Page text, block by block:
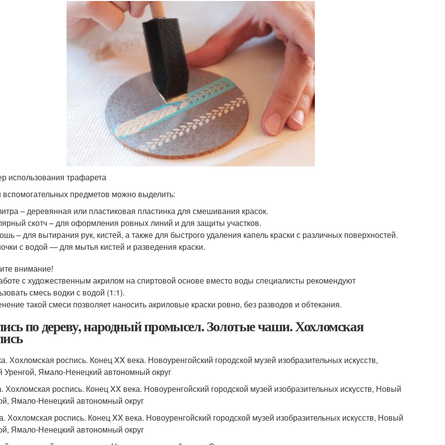
использования трафарета
предметов можно выделить:
– деревянная или пластиковая пластинка для смешивания красок.
скотч – для оформления ровных линий и для защиты участков.
– для вытирания рук, кистей, а также для быстрого удаления капель краски с различных поверхностей.
с водой — для мытья кистей и разведения краски.
внимание!
с художественным акрилом на спиртовой основе вместо воды специалисты рекомендуют
смесь водки с водой (1:1).
такой смеси позволяет наносить акриловые краски ровно, без разводов и обтекания.
по дереву, народный промысел. Золотые чаши. Хохломская
Хохломская роспись. Конец XX века. Новоуренгойский городской музей изобразительных искусств,
Ямало-Ненецкий автономный округ
Хохломская роспись. Конец XX века. Новоуренгойский городской музей изобразительных искусств, Новый
Ямало-Ненецкий автономный округ
Хохломская роспись. Конец XX века. Новоуренгойский городской музей изобразительных искусств, Новый
Ямало-Ненецкий автономный округ